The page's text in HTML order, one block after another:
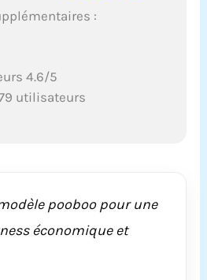
:
4.6/5
utilisateurs
pooboo pour une
économique et